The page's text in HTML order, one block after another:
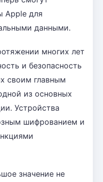
Apple для
данными.
многих лет
и безопасность
своим главным
из основных
Устройства
шифрованием и
значение не